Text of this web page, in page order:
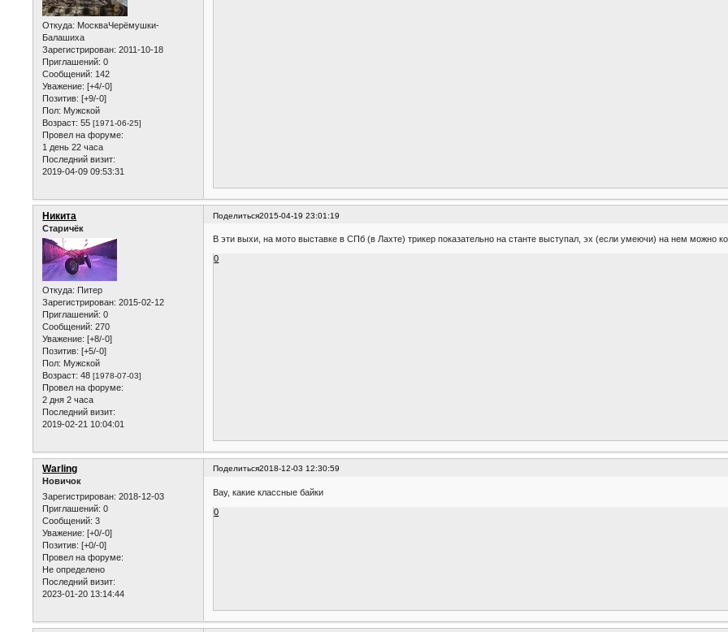
Откуда: МоскваЧерёмушки-
Балашиха
Зарегистрирован: 2011-10-18
Приглашений: 0
Сообщений: 142
Уважение: [+4/-0]
Позитив: [+9/-0]
Пол: Мужской
Возраст: 55[1971-06-25]
Провел на форуме:
1 день 22 часа
Последний визит:
2019-04-09 09:53:31
Поделиться2015-04-19 23:01:19
Никита
Старичёк
Откуда: Питер
Зарегистрирован: 2015-02-12
Приглашений: 0
Сообщений: 270
Уважение: [+8/-0]
Позитив: [+5/-0]
Пол: Мужской
Возраст: 48[1978-07-03]
Провел на форуме:
2 дня 2 часа
Последний визит:
2019-02-21 10:04:01
В эти выхи, на мото выставке в СПб (в Лахте) трикер показательно на станте выступал, эх (если умеючи) на нем можно
0
Поделиться2018-12-03 12:30:59
Warling
Новичок
Зарегистрирован: 2018-12-03
Приглашений: 0
Сообщений: 3
Уважение: [+0/-0]
Позитив: [+0/-0]
Провел на форуме:
Не определено
Последний визит:
2023-01-20 13:14:44
Вау, какие классные байки
0